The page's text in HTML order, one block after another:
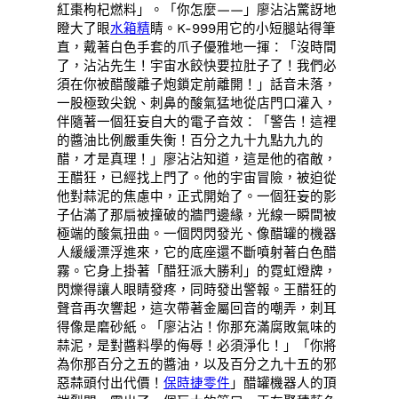
紅棗枸杞燃料」。「你怎麼——」廖沾沾驚訝地
瞪大了眼水箱精睛。K-999用它的小短腿站得筆
直，戴著白色手套的爪子優雅地一揮：「沒時間
了，沾沾先生！宇宙水餃快要拉肚子了！我們必
須在你被醋酸離子炮鎖定前離開！」話音未落，
一股極致尖銳、刺鼻的酸氣猛地從店門口灌入，
伴隨著一個狂妄自大的電子音效：「警告！這裡
的醬油比例嚴重失衡！百分之九十九點九九的
醋，才是真理！」廖沾沾知道，這是他的宿敵，
王醋狂，已經找上門了。他的宇宙冒險，被迫從
他對蒜泥的焦慮中，正式開始了。一個狂妄的影
子佔滿了那扇被撞破的牆門邊緣，光線一瞬間被
極端的酸氣扭曲。一個閃閃發光、像醋罐的機器
人緩緩漂浮進來，它的底座還不斷噴射著白色醋
霧。它身上掛著「醋狂派大勝利」的霓虹燈牌，
閃爍得讓人眼睛發疼，同時發出警報。王醋狂的
聲音再次響起，這次帶著金屬回音的嘲弄，刺耳
得像是磨砂紙。「廖沾沾！你那充滿腐敗氣味的
蒜泥，是對醬料學的侮辱！必須淨化！」「你將
為你那百分之五的醬油，以及百分之九十五的邪
惡蒜頭付出代價！保時捷零件 」醋罐機器人的頂